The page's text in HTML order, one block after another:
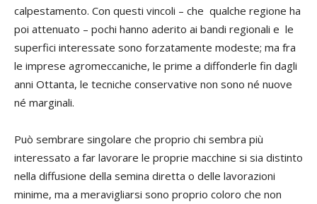
calpestamento. Con questi vincoli – che qualche regione ha
poi attenuato – pochi hanno aderito ai bandi regionali e le
superfici interessate sono forzatamente modeste; ma fra
le imprese agromeccaniche, le prime a diffonderle fin dagli
anni Ottanta, le tecniche conservative non sono né nuove
né marginali.
Può sembrare singolare che proprio chi sembra più
interessato a far lavorare le proprie macchine si sia distinto
nella diffusione della semina diretta o delle lavorazioni
minime, ma a meravigliarsi sono proprio coloro che non